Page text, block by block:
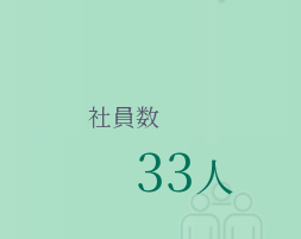
社員数
33人